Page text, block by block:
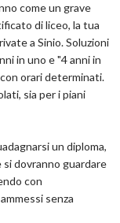
come un grave
di liceo, la tua
a Sinio. Soluzioni
in uno e "4 anni in
orari determinati.
sia per i piani
un diploma,
dovranno guardare
con
senza